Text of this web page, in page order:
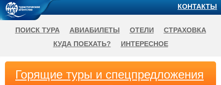
Горящие туры и спецпредложения
КОНТАКТЫ
ПОИСК ТУРА АВИАБИЛЕТЫ ОТЕЛИ
СТРАХОВКА
КУДА ПОЕХАТЬ?
ИНТЕРЕСНОЕ